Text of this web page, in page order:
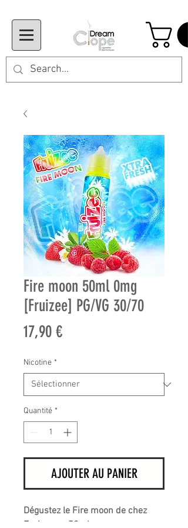
Fire moon 50ml 0mg
[Fruizee] PG/VG 30/70
17,90 €Prix
Nicotine *
Quantité *
AJOUTER AU PANIER
Dégustez le Fire moon de chez
Fruizee en 50ml.